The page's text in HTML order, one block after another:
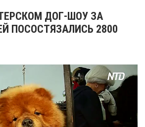
ДОГ-ШОУ ЗА
ПОСОСТЯЗАЛИСЬ 2800